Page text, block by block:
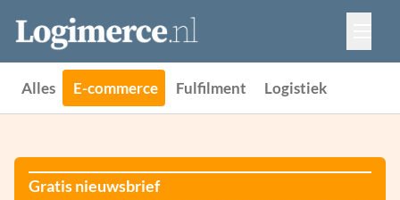
Vacatures
Events
Adverteren
Partners
Alles E-commerce Fulfilment Logistiek
Gratis nieuwsbrief